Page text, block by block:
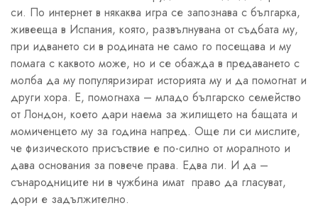
си. По интернет в някаква игра се запознава с българка,
живееща в Испания, която, развълнувана от съдбата му,
при идването си в родината не само го посещава и му
помага с каквото може, но и се обажда в предаването с
молба да му популяризират историята му и да помогнат и
други хора. Е, помогнаха – младо българско семейство
от Лондон, което дари наема за жилището на бащата и
момиченцето му за година напред. Още ли си мислите,
че физическото присъствие е по-силно от моралното и
дава основания за повече права. Едва ли. И да –
сънародниците ни в чужбина имат право да гласуват,
дори е задължително.